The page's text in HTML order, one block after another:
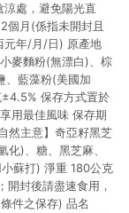
處，避免陽光直
個月(係指未開封且
元年/月/日) 原產地
麥麵粉(無漂白)、棕
、藍藻粉(美國加
保存方式置於
用最佳風味 保存期
然主意】奇亞籽黑芝
)、糖、黑芝麻、
蘇打) 淨重 180公克
封後請盡速食用，
件之保存) 品名